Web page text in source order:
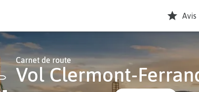
Avis
Carnet de route
Vol Clermont-